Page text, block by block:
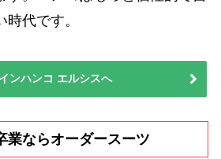
代です。
ンハンコ エルシスへ
業ならオーダースーツ